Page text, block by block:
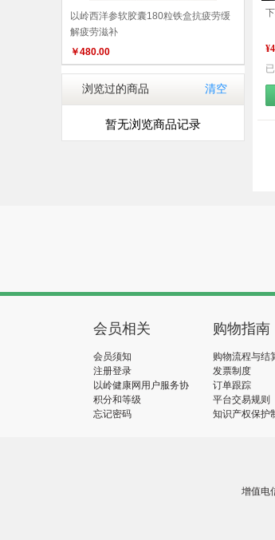
以岭西洋参软胶囊180粒铁盒抗疲劳缓
解疲劳滋补
￥480.00
浏览过的商品 清空
暂无浏览商品记录
会员相关
会员须知
注册登录
以岭健康网用户服务协
议
积分和等级
忘记密码
购物指南
购物流程与结
发票制度
订单跟踪
平台交易规则
知识产权保护
增值电